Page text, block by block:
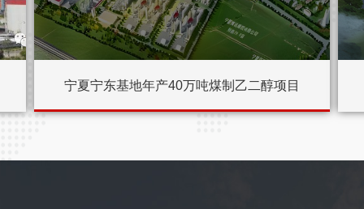
宁夏宁东基地年产40万吨煤制乙二醇项目